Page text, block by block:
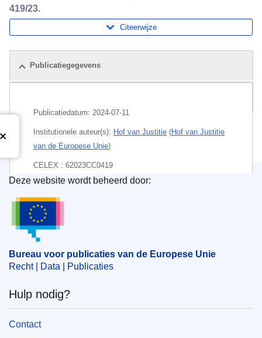
419/23.
Citeerwijze
Publicatiegegevens
Publicatiedatum: 2024-07-11
Institutionele auteur(s): Hof van Justitie (Hof van Justitie
van de Europese Unie)
CELEX : 62023CC0419
ECLI : ECLI:EU:C:2024:614
Bureau voor publicaties van de Europese Unie
Deze website wordt beheerd door:
Bureau voor publicaties van de Europese Unie
Recht | Data | Publicaties
Hulp nodig?
Contact